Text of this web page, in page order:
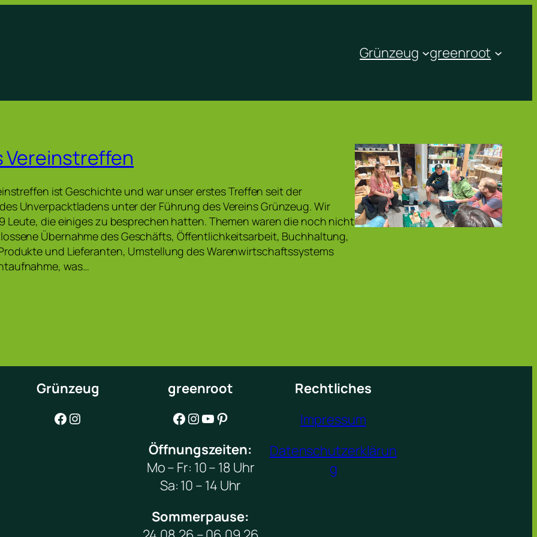
Grünzeug greenroot
Vereinstreffen
ist Geschichte und war unser erstes Treffen seit der
Unverpacktladens unter der Führung des Vereins Grünzeug. Wir
Leute, die einiges zu besprechen hatten. Themen waren die noch nicht
Übernahme des Geschäfts, Öffentlichkeitsarbeit, Buchhaltung,
und Lieferanten, Umstellung des Warenwirtschaftssystems
was…
Grünzeug
Facebook Instagram
greenroot
Facebook Instagram YouTube Pinterest
Öffnungszeiten:
Mo – Fr: 10 – 18 Uhr
Sa: 10 – 14 Uhr
Sommerpause:
Rechtliches
Impressum
Datenschutzerklärun
g